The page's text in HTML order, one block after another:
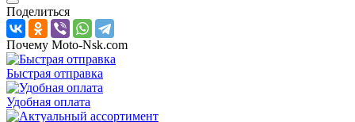
Поделиться
Почему Moto-Nsk.com
Быстрая отправка
Удобная оплата